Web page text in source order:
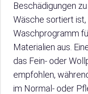
Beschädigungen
Wäsche sortiert
Waschprogramm
Materialien aus.
das Fein- oder
empfohlen,
im Normal- oder